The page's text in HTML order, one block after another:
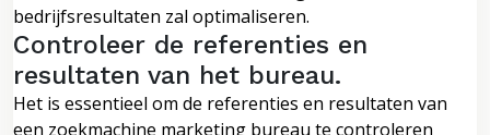
bedrijfsresultaten zal optimaliseren.
Controleer de referenties en
resultaten van het bureau.
Het is essentieel om de referenties en resultaten van
een zoekmachine marketing bureau te controleren